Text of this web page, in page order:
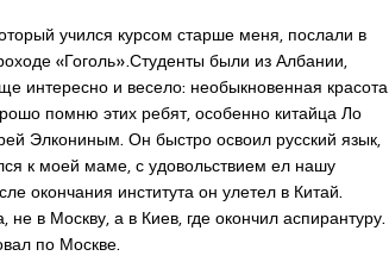
учился курсом старше меня, послали в
«Гоголь».Студенты были из Албании,
интересно и весело: необыкновенная красота
помню этих ребят, особенно китайца Ло
Элкониным. Он быстро освоил русский язык,
к моей маме, с удовольствием ел нашу
окончания института он улетел в Китай.
в Москву, а в Киев, где окончил аспирантуру.
по Москве.